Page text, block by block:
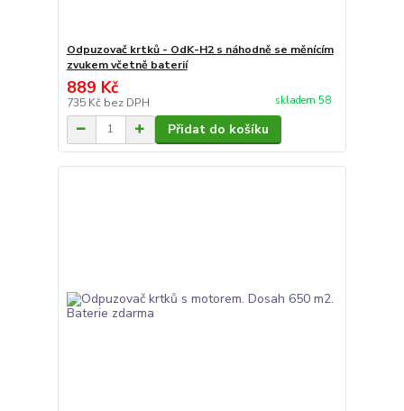
Odpuzovač krtků - OdK-H2 s náhodně se měnícím
zvukem včetně baterií
889 Kč
735 Kč bez DPH skladem 58
Přidat do košíku